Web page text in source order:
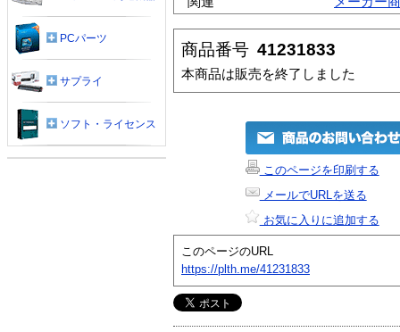
商品番号 41231833
本商品は販売を終了しました
このページを印刷する
メールでURLを送る
お気に入りに追加する
このページのURL
https://plth.me/41231833
PCパーツ
サプライ
ソフト・ライセンス